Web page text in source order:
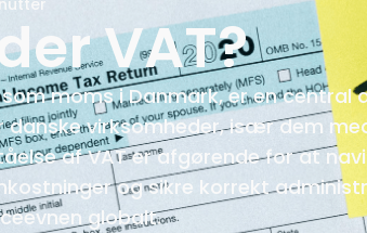
VAT?
moms i Danmark, er en central
danske virksomheder, især dem
af VAT er afgørende for at
og sikre korrekt
globalt.